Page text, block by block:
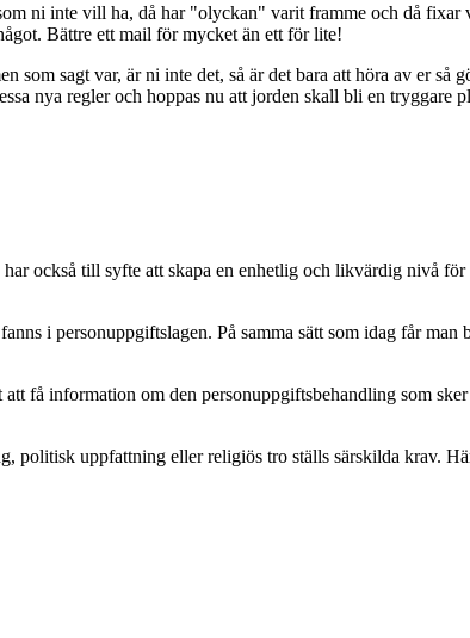
ni inte vill ha, då har "olyckan" varit framme och då
Bättre ett mail för mycket än ett för lite!
som sagt var, är ni inte det, så är det bara att höra av er
nya regler och hoppas nu att jorden skall bli en tryggare
också till syfte att skapa en enhetlig och likvärdig nivå
i personuppgiftslagen. På samma sätt som idag får
få information om den personuppgiftsbehandling som
politisk uppfattning eller religiös tro ställs särskilda krav.